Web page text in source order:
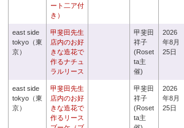
ート二ア付
き）
east side
tokyo（東
京）
甲斐田先生
店内のお好
きな造花で
作るナチュ
ラルリース
甲斐田
祥子
(Roset
ta主
催)
2026
年8月
25日
east side
tokyo（東
京）
甲斐田先生
店内のお好
きな造花で
作るリース
甲斐田
祥子
(Roset
ta主
2026
年8月
25日